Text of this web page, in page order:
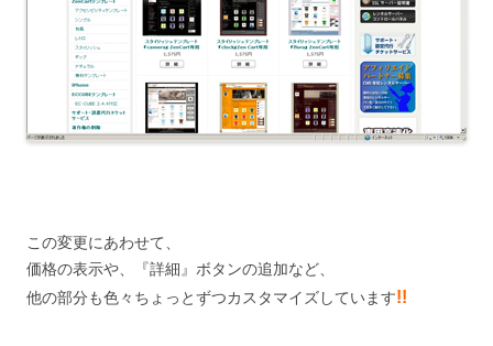
この変更にあわせて、
価格の表示や、『詳細』ボタンの追加など、
他の部分も色々ちょっとずつカスタマイズしています!!